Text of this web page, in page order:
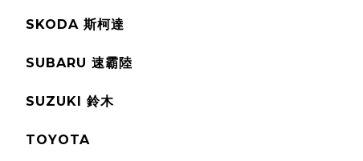
SKODA 斯柯達
SUBARU 速霸陸
SUZUKI 鈴木
TOYOTA